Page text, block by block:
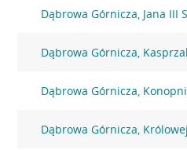
Dąbrowa Górnicza, Jana III
Dąbrowa Górnicza,
Dąbrowa Górnicza,
Dąbrowa Górnicza,